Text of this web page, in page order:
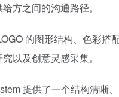
方之间的沟通路径。
的图形结构、色彩
以及创意灵感采集。
提供了一个结构清晰